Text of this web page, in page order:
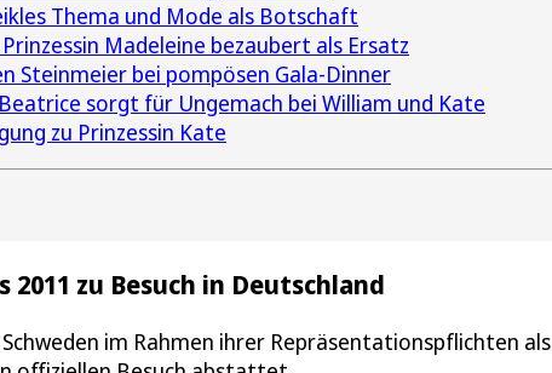
Thema und Mode als Botschaft
Madeleine bezaubert als Ersatz
Steinmeier bei pompösen Gala-Dinner
sorgt für Ungemach bei William und Kate
zu Prinzessin Kate
zu Besuch in Deutschland
im Rahmen ihrer Repräsentationspflichten als